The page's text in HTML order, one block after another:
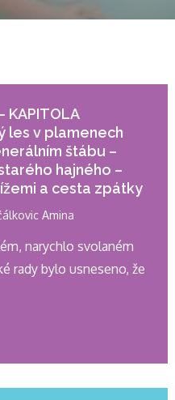
KAPITOLA
les v plamenech
štábu –
hajného –
a cesta zpátky
Amina
narychlo svolaném
rady bylo usneseno, že